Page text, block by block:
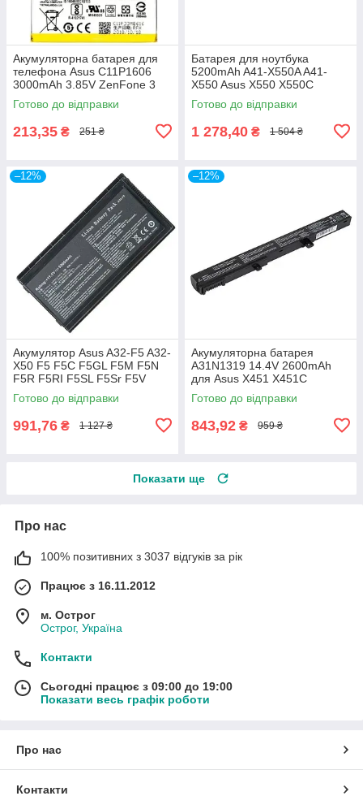
Акумуляторна батарея для
телефона Asus C11P1606
3000mAh 3.85V ZenFone 3
Laser ZC551KL
Готово до відправки
213,35 ₴ 251 ₴
Батарея для ноутбука
5200mAh A41-X550A A41-
X550 Asus X550 X550C
X550CC X550D X550V X450C
X450CA X450E
Готово до відправки
1 278,40 ₴ 1 504 ₴
–12%
Акумулятор Asus A32-F5 A32-
X50 F5 F5C F5GL F5M F5N
F5R F5RI F5SL F5Sr F5V
F5VI F5VL F5Z
Готово до відправки
991,76 ₴ 1 127 ₴
–12%
Акумуляторна батарея
A31N1319 14.4V 2600mAh
для Asus X451 X451C
X451CA X551 X551CA X551C
A31LJ91 A41N1308
Готово до відправки
843,92 ₴ 959 ₴
Показати ще
Про нас
100% позитивних з 3037 відгуків за рік
Працює з 16.11.2012
м. Острог
Острог, Україна
Контакти
Сьогодні працює з 09:00 до 19:00
Показати весь графік роботи
Про нас
Контакти